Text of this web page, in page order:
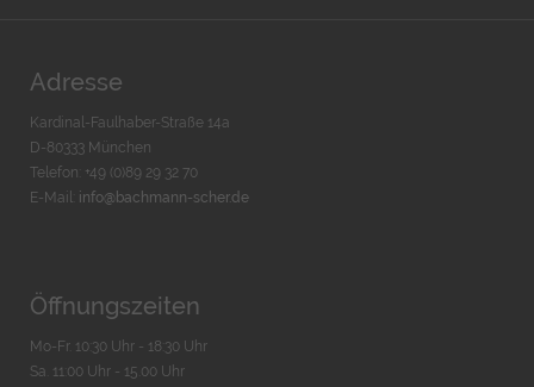
Adresse
Kardinal-Faulhaber-Straße 14a
D-80333 München
Telefon: +49 (0)89 29 32 70
E-Mail: info@bachmann-scher.de
Öffnungszeiten
Mo-Fr. 10:30 Uhr - 18:30 Uhr
Sa. 11:00 Uhr - 15.00 Uhr